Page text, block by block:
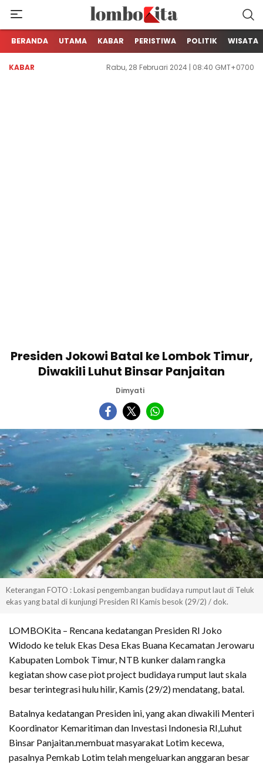
LOMBOKita
Media Berita Online dari Lombok
BERANDA UTAMA KABAR PERISTIWA POLITIK WISATA
KABAR Rabu, 28 Februari 2024 | 08:40 GMT+0700
Presiden Jokowi Batal ke Lombok Timur,
Diwakili Luhut Binsar Panjaitan
Dimyati
Keterangan FOTO : Lokasi pengembangan budidaya rumput laut di Teluk
ekas yang batal di kunjungi Presiden RI Kamis besok (29/2) / dok.
LOMBOKita – Rencana kedatangan Presiden RI Joko
Widodo ke teluk Ekas Desa Ekas Buana Kecamatan Jerowaru
Kabupaten Lombok Timur, NTB kunker dalam rangka
kegiatan show case piot project budidaya rumput laut skala
besar terintegrasi hulu hilir, Kamis (29/2) mendatang, batal.
Batalnya kedatangan Presiden ini, yang akan diwakili Menteri
Koordinator Kemaritiman dan Investasi Indonesia RI,Luhut
Binsar Panjaitan.membuat masyarakat Lotim kecewa,
pasalnya Pemkab Lotim telah mengeluarkan anggaran besar